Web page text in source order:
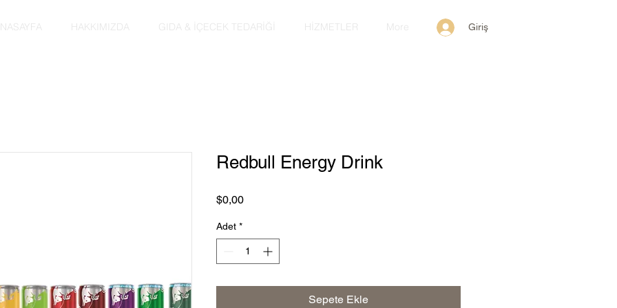
HAKKIMIZDA GIDA & İÇECEK TEDARİĞİ HİZMETLER More Giriş
Redbull Energy Drink
$0,00Fiyat
Adet *
Sepete Ekle